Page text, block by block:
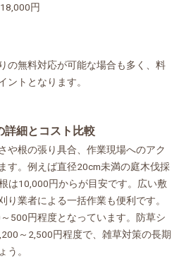
円
の無料対応が可能な場合も多く、料
ントとなります。
詳細とコスト比較
や根の張り具合、作業現場へのアク
す。例えば直径20cm未満の庭木伐採
は10,000円からが目安です。広い敷
り業者による一括作業も便利です。
500円程度となっています。防草シ
～2,500円程度で、雑草対策の長期
う。